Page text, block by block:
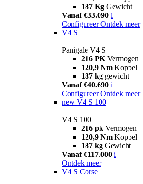
187 Kg Gewicht
Vanaf €33.090 i
Configureer Ontdek meer
V4 S
Panigale V4 S
216 PK Vermogen
120,9 Nm Koppel
187 kg gewicht
Vanaf €40.690 i
Configureer Ontdek meer
new V4 S 100
V4 S 100
216 pk Vermogen
120,9 Nm Koppel
187 kg Gewicht
Vanaf €117.000 i
Ontdek meer
V4 S Corse